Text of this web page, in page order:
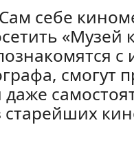
себе
«Музей
с
смогут